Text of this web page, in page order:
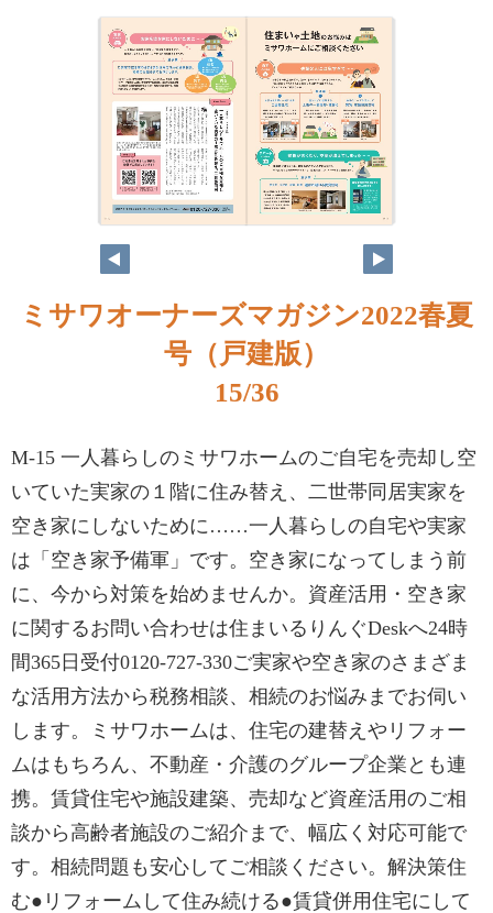
ミサワオーナーズマガジン2022春夏
号（戸建版）
15/36
M-15 一人暮らしのミサワホームのご自宅を売却し空
いていた実家の１階に住み替え、二世帯同居実家を
空き家にしないために……一人暮らしの自宅や実家
は「空き家予備軍」です。空き家になってしまう前
に、今から対策を始めませんか。資産活用・空き家
に関するお問い合わせは住まいるりんぐDeskへ24時
間365日受付0120-727-330ご実家や空き家のさまざま
な活用方法から税務相談、相続のお悩みまでお伺い
します。ミサワホームは、住宅の建替えやリフォー
ムはもちろん、不動産・介護のグループ企業とも連
携。賃貸住宅や施設建築、売却など資産活用のご相
談から高齢者施設のご紹介まで、幅広く対応可能で
す。相続問題も安心してご相談ください。解決策住
む●リフォームして住み続ける●賃貸併用住宅にして